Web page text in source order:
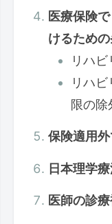
医療保険
けるため
リハ
リハ
限の除
保険適用
日本理学
医師の診